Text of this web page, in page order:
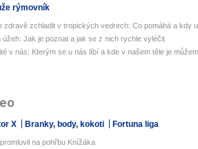
rýmovník
zdravě zchladit v tropických vedrech: Co pomáhá a kdy
úžeh: Jak je poznat a jak se z nich rychle vyléčit
v nás: Kterým se u nás líbí a kde v našem těle je
X Branky, body, kokoti Fortuna liga
na pohřbu Knížáka